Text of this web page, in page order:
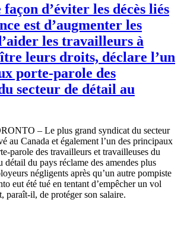
d’éviter les décès liés
est d’augmenter les
les travailleurs à
leurs droits, déclare l’un
porte-parole des
secteur de détail au
– Le plus grand syndicat du secteur
au Canada et également l’un des principaux
parole des travailleurs et travailleuses du
détail du pays réclame des amendes plus
négligents après qu’un autre pompiste
eut été tué en tentant d’empêcherun vol
paraît-il, de protégerson salaire.